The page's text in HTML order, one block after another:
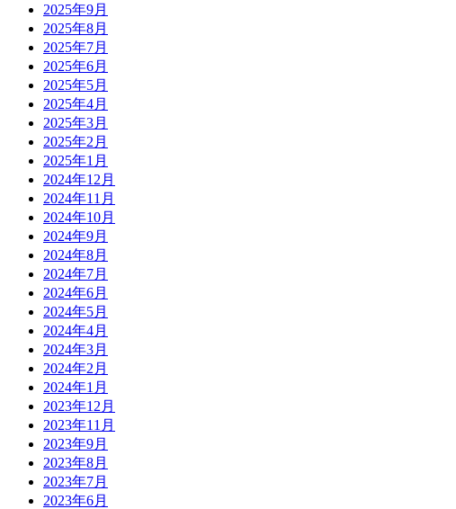
2025年9月
2025年8月
2025年7月
2025年6月
2025年5月
2025年4月
2025年3月
2025年2月
2025年1月
2024年12月
2024年11月
2024年10月
2024年9月
2024年8月
2024年7月
2024年6月
2024年5月
2024年4月
2024年3月
2024年2月
2024年1月
2023年12月
2023年11月
2023年9月
2023年8月
2023年7月
2023年6月